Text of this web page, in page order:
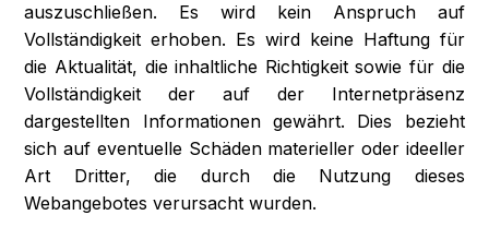
auszuschließen. Es wird kein Anspruch auf
Vollständigkeit erhoben. Es wird keine Haftung für
die Aktualität, die inhaltliche Richtigkeit sowie für die
Vollständigkeit der auf der Internetpräsenz
dargestellten Informationen gewährt. Dies bezieht
sich auf eventuelle Schäden materieller oder ideeller
Art Dritter, die durch die Nutzung dieses
Webangebotes verursacht wurden.